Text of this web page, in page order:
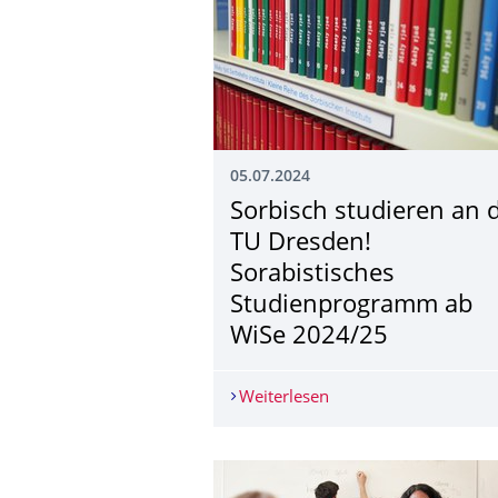
05.07.2024
Sorbisch studieren an
TU Dresden!
Sorabistisches
Studienprogramm ab
WiSe 2024/25
Weiterlesen Sorbisch studieren